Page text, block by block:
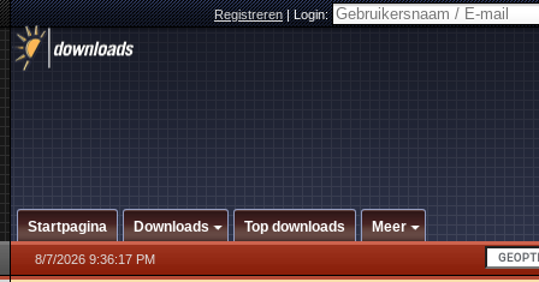
Registreren|Login:
Startpagina Downloads Top downloads Meer
8/7/2026 9:36:17 PM